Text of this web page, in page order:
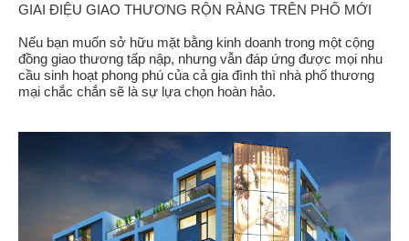
GIAI ĐIỆU GIAO THƯƠNG RỘN RÀNG TRÊN PHỐ MỚI
Nếu bạn muốn sở hữu mặt bằng kinh doanh trong một cộng
đồng giao thương tấp nập, nhưng vẫn đáp ứng được mọi nhu
cầu sinh hoạt phong phú của cả gia đình thì nhà phố thương
mại chắc chắn sẽ là sự lựa chọn hoàn hảo.